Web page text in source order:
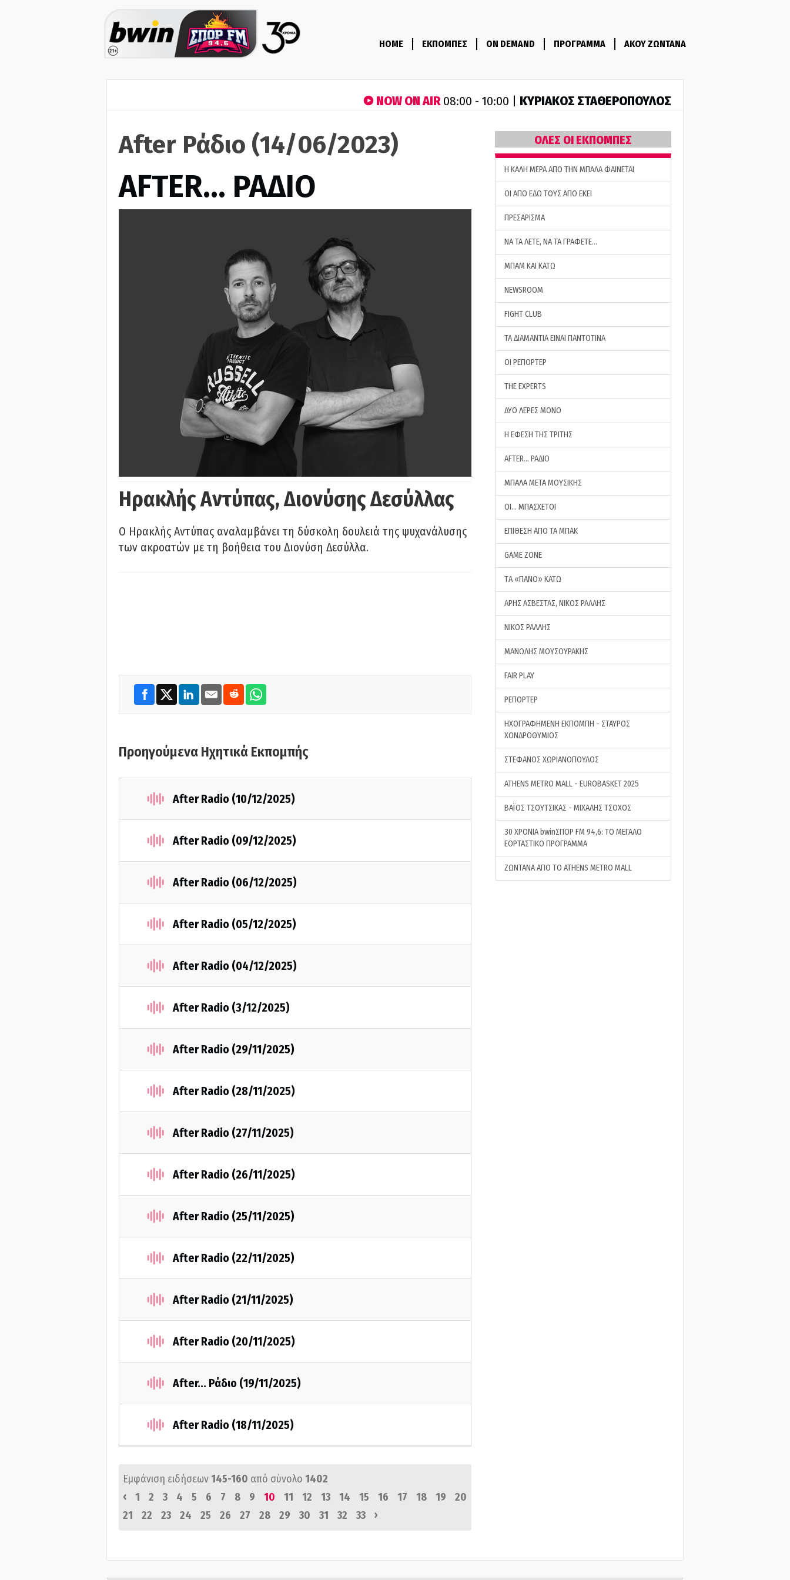
HOME ΕΚΠΟΜΠΕΣ ON DEMAND ΠΡΟΓΡΑΜΜΑ ΑΚΟΥ ΖΩΝΤΑΝΑ
NOW ON AIR08:00 - 10:00 | ΚΥΡΙΑΚΟΣ ΣΤΑΘΕΡΟΠΟΥΛΟΣ
After Ράδιο (14/06/2023)
AFTER… ΡΑΔΙΟ
Ηρακλής Αντύπας, Διονύσης Δεσύλλας
Ο Ηρακλής Αντύπας αναλαμβάνει τη δύσκολη δουλειά της ψυχανάλυσης
των ακροατών με τη βοήθεια του Διονύση Δεσύλλα.
Προηγούμενα Ηχητικά Εκπομπής
After Radio (10/12/2025)
After Radio (09/12/2025)
After Radio (06/12/2025)
After Radio (05/12/2025)
After Radio (04/12/2025)
After Radio (3/12/2025)
After Radio (29/11/2025)
After Radio (28/11/2025)
After Radio (27/11/2025)
After Radio (26/11/2025)
After Radio (25/11/2025)
After Radio (22/11/2025)
After Radio (21/11/2025)
After Radio (20/11/2025)
After... Ράδιο (19/11/2025)
After Radio (18/11/2025)
Εμφάνιση ειδήσεων145-160 από σύνολο 1402
‹
1 2 3 4 5 6 7 8 9 10 11 12 13 14 15 16 17 18 19
20
21
22 23 24 25 26 27 28 29 30 31 32 33 ›
ΟΛΕΣ ΟΙ ΕΚΠΟΜΠΕΣ
H ΚΑΛΗ ΜΕΡΑ ΑΠΟ ΤΗΝ ΜΠΑΛΑ ΦΑΙΝΕΤΑΙ
ΟΙ ΑΠΟ ΕΔΩ ΤΟΥΣ ΑΠΟ ΕΚΕΙ
ΠΡΕΣΑΡΙΣΜΑ
ΝΑ ΤΑ ΛΕΤΕ, ΝΑ ΤΑ ΓΡΑΦΕΤΕ…
ΜΠΑΜ ΚΑΙ ΚΑΤΩ
NEWSROOM
FIGHT CLUB
ΤΑ ΔΙΑΜΑΝΤΙΑ ΕΙΝΑΙ ΠΑΝΤΟΤΙΝΑ
ΟΙ ΡΕΠΟΡΤΕΡ
THE EXPERTS
ΔΥΟ ΛΕΡΕΣ ΜΟΝΟ
Η ΕΦΕΣΗ ΤΗΣ ΤΡΙΤΗΣ
AFTER… ΡΑΔΙΟ
ΜΠΑΛΑ ΜΕΤΑ ΜΟΥΣΙΚΗΣ
ΟΙ… ΜΠΑΣΧΕΤΟΙ
ΕΠΙΘΕΣΗ ΑΠΟ ΤΑ ΜΠΑΚ
GAME ZONE
ΤA «ΠΑΝΟ» ΚΑΤΩ
ΑΡΗΣ ΑΣΒΕΣΤΑΣ, ΝΙΚΟΣ ΡΑΛΛΗΣ
ΝΙΚΟΣ ΡΑΛΛΗΣ
ΜΑΝΩΛΗΣ ΜΟΥΣΟΥΡΑΚΗΣ
FAIR PLAY
ΡΕΠΟΡΤΕΡ
ΗΧΟΓΡΑΦΗΜΕΝΗ ΕΚΠΟΜΠΗ - ΣΤΑΥΡΟΣ
ΧΟΝΔΡΟΘΥΜΙΟΣ
ΣΤΕΦΑΝΟΣ ΧΩΡΙΑΝΟΠΟΥΛΟΣ
ATHENS METRO MALL - EUROBASKET 2025
ΒΑΪΟΣ ΤΣΟΥΤΣΙΚΑΣ - ΜΙΧΑΛΗΣ ΤΣΟΧΟΣ
30 ΧΡΟΝΙΑ bwinΣΠΟΡ FM 94,6: ΤΟ ΜΕΓΑΛΟ
ΕΟΡΤΑΣΤΙΚΟ ΠΡΟΓΡΑΜΜΑ
ΖΩΝΤΑΝΑ ΑΠΟ ΤΟ ATHENS METRO MALL